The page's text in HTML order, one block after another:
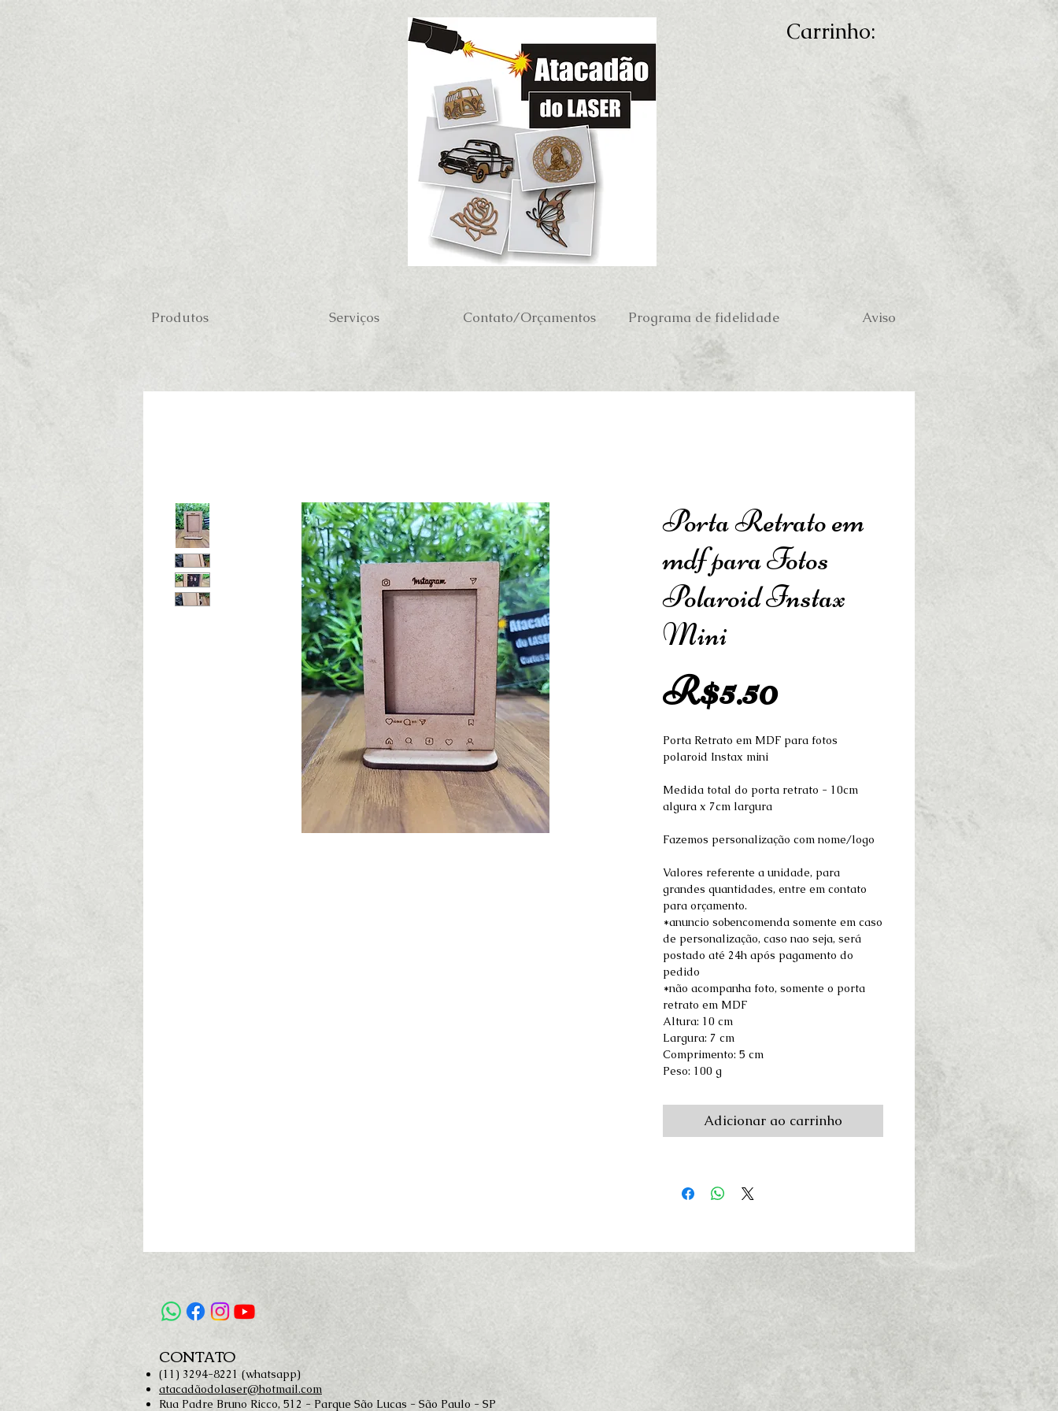
Carrinho:
Produtos Serviços Contato/Orçamentos Programa de fidelidade Aviso
Porta Retrato em
mdf para Fotos
Polaroid Instax
Mini
R$5.50Preço
Porta Retrato em MDF para fotos
polaroid Instax mini
Medida total do porta retrato - 10cm
algura x 7cm largura
Fazemos personalização com nome/logo
Valores referente a unidade, para
grandes quantidades, entre em contato
para orçamento.
*anuncio sobencomenda somente em caso
de personalização, caso nao seja, será
postado até 24h após pagamento do
pedido
*não acompanha foto, somente o porta
retrato em MDF
Altura: 10 cm
Largura: 7 cm
Comprimento: 5 cm
Peso: 100 g
Adicionar ao carrinho
CONTATO
(11) 3294-8221 (whatsapp)
atacadãodolaser@hotmail.com
Rua Padre Bruno Ricco, 512 - Parque São Lucas - São Paulo - SP